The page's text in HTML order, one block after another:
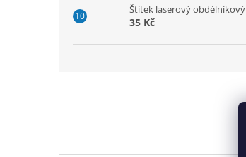
Štítek laserový obdélníkový
35 Kč